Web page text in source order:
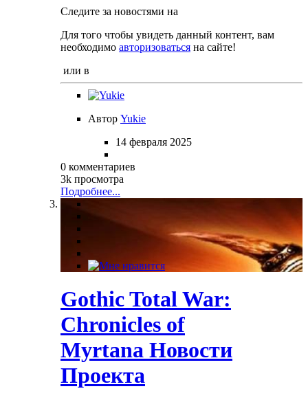
Следите за новостями на
Для того чтобы увидеть данный контент, вам
необходимо авторизоваться на сайте!
или в
Автор Yukie
14 февраля 2025
0 комментариев
3k просмотра
Подробнее...
Gothic Total War:
Chronicles of
Myrtana Новости
Проекта